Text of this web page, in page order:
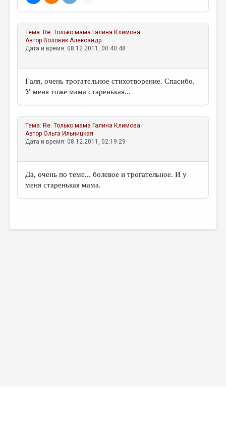
Тема: Re: Только мама Галина Климова
Автор Воловик Александр
Дата и время: 08.12.2011, 00:40:48
Галя, очень трогательное стихотворение. Спасибо.
У меня тоже мама старенькая...
Тема: Re: Только мама Галина Климова
АвторОльга Ильницкая
Дата и время: 08.12.2011, 02:19:29
Да, очень по теме... болевое и трогательное. И у
меня старенькая мама.